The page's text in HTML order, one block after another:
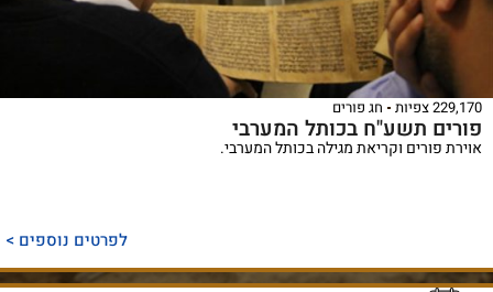
229,170 צפיות חג פורים
פורים תשע"ח בכותל המערבי
אוירת פורים וקריאת מגילה בכותל המערבי.
לפרטים נוספים >